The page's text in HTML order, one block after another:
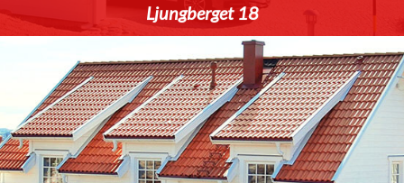
Ljungberget 18